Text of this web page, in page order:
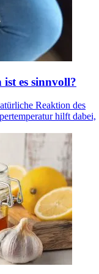
es sinnvoll?
Reaktion des
hilft dabei,